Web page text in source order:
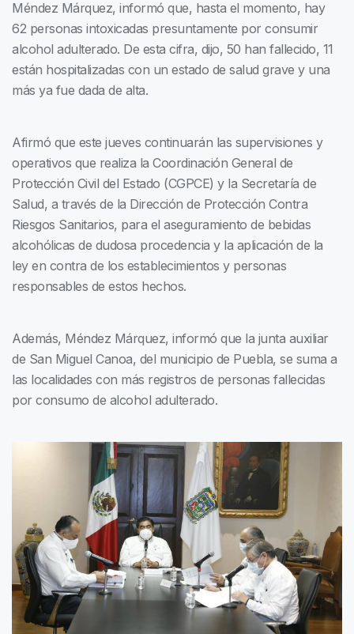
Méndez Márquez, informó que, hasta el momento, hay
62 personas intoxicadas presuntamente por consumir
alcohol adulterado. De esta cifra, dijo, 50 han fallecido, 11
están hospitalizadas con un estado de salud grave y una
más ya fue dada de alta.
Afirmó que este jueves continuarán las supervisiones y
operativos que realiza la Coordinación General de
Protección Civil del Estado (CGPCE) y la Secretaría de
Salud, a través de la Dirección de Protección Contra
Riesgos Sanitarios, para el aseguramiento de bebidas
alcohólicas de dudosa procedencia y la aplicación de la
ley en contra de los establecimientos y personas
responsables de estos hechos.
Además, Méndez Márquez, informó que la junta auxiliar
de San Miguel Canoa, del municipio de Puebla, se suma a
las localidades con más registros de personas fallecidas
por consumo de alcohol adulterado.